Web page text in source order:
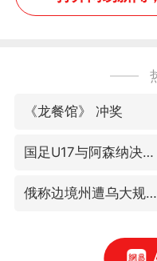
《龙餐馆》 冲奖
国足U17与阿森纳决赛取消 并列冠军
俄称边境州遭乌大规模袭击已致13伤